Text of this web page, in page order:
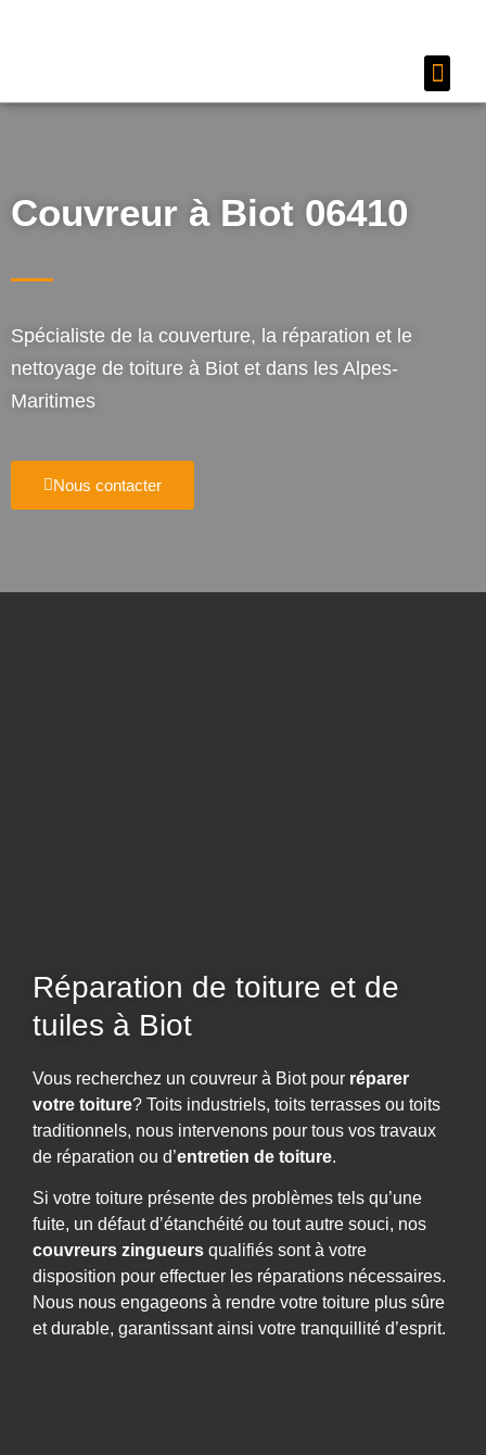
Couvreur à Biot 06410
Spécialiste de la couverture, la réparation et le
nettoyage de toiture à Biot et dans les Alpes-
Maritimes
Nous contacter
Réparation de toiture et de
tuiles à Biot
Vous recherchez un couvreur à Biot pour réparer
votre toiture? Toits industriels, toits terrasses ou toits
traditionnels, nous intervenons pour tous vos travaux
de réparation ou d’entretien de toiture.
Si votre toiture présente des problèmes tels qu’une
fuite, un défaut d’étanchéité ou tout autre souci, nos
couvreurs zingueurs qualifiés sont à votre
disposition pour effectuer les réparations nécessaires.
Nous nous engageons à rendre votre toiture plus sûre
et durable, garantissant ainsi votre tranquillité d’esprit.